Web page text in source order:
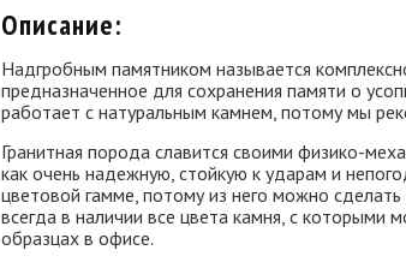
Описание:
Надгробным памятником называется
предназначенное для сохранения памяти о
работает с натуральным камнем, потому мы
Гранитная порода славится своими физико-
как очень надежную, стойкую к ударам и
цветовой гамме, потому из него можно
всегда в наличии все цвета камня, с которыми
образцах в офисе.